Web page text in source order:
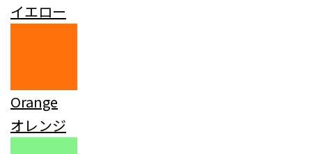
イエロー
Orange
オレンジ